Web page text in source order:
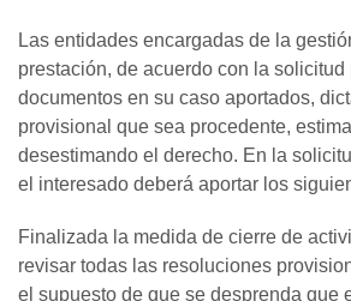
Las entidades encargadas de la
prestación, de acuerdo con la
documentos en su caso aportados,
provisional que sea procedente,
desestimando el derecho. En la
el interesado deberá aportar los
Finalizada la medida de cierre de
revisar todas las resoluciones
el supuesto de que se desprenda que